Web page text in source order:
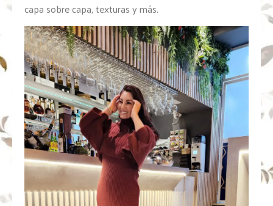
capa sobre capa, texturas y más.